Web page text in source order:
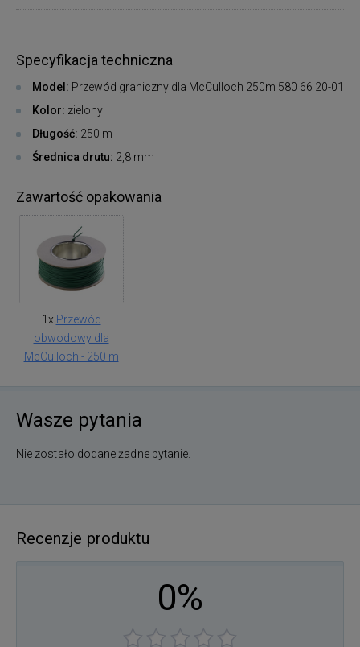
Specyfikacja techniczna
Model: Przewód graniczny dla McCulloch 250m 580 66 20-01
Kolor: zielony
Długość: 250 m
Średnica drutu: 2,8 mm
Zawartość opakowania
1x Przewód
obwodowy dla
McCulloch - 250 m
Wasze pytania
Nie zostało dodane żadne pytanie.
Recenzje produktu
0%